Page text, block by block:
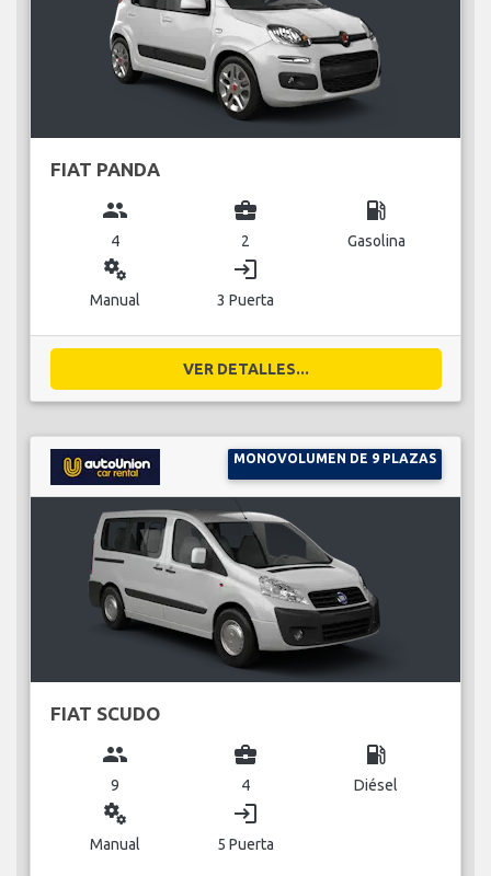
FIAT PANDA
group
4
business_center
2
local_gas_station
Gasolina
miscellaneous_services
Manual
login
3 Puerta
VER DETALLES...
MONOVOLUMEN DE 9 PLAZAS
FIAT SCUDO
group
9
business_center
4
local_gas_station
Diésel
miscellaneous_services
Manual
login
5 Puerta